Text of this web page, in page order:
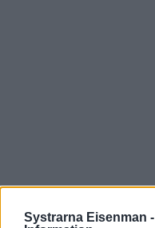
Systrarna Eisenman -